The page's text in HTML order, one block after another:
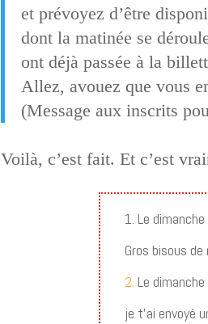
et prévoyez d’être
dont la matinée se
ont déjà passée à la
Allez, avouez que vous
(Message aux inscrits
Voilà, c’est fait. Et c’est
1. Le
Gros bisous
2. Le
je t’ai envoyé